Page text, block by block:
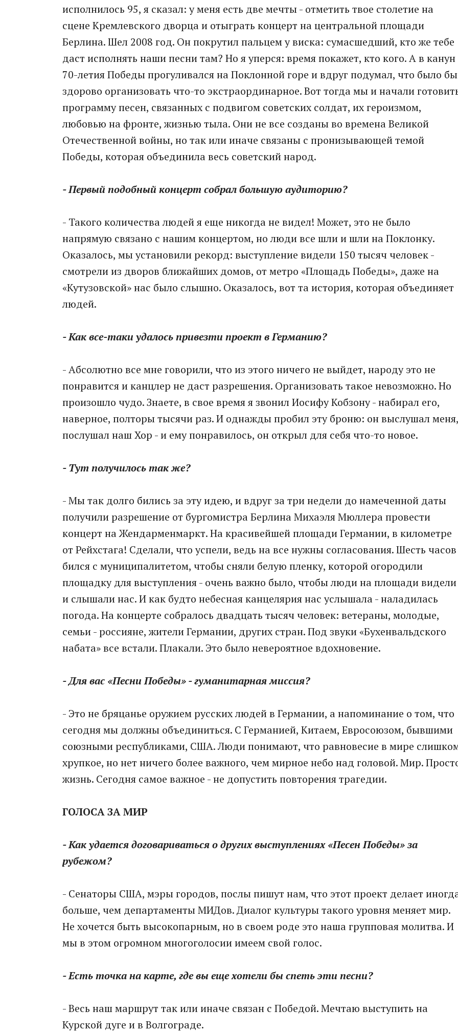
исполнилось 95, я сказал: у меня есть две мечты - отметить твое столетие на
сцене Кремлевского дворца и отыграть концерт на центральной площади
Берлина. Шел 2008 год. Он покрутил пальцем у виска: сумасшедший, кто же тебе
даст исполнять наши песни там? Но я уперся: время покажет, кто кого. А в канун
70-летия Победы прогуливался на Поклонной горе и вдруг подумал, что было бы
здорово организовать что-то экстраординарное. Вот тогда мы и начали
программу песен, связанных с подвигом советских солдат, их героизмом,
любовью на фронте, жизнью тыла. Они не все созданы во времена Великой
Отечественной войны, но так или иначе связаны с пронизывающей темой
Победы, которая объединила весь советский народ.
- Первый подобный концерт собрал большую аудиторию?
- Такого количества людей я еще никогда не видел! Может, это не было
напрямую связано с нашим концертом, но люди все шли и шли на Поклонку.
Оказалось, мы установили рекорд: выступление видели 150 тысяч человек -
смотрели из дворов ближайших домов, от метро «Площадь Победы», даже на
«Кутузовской» нас было слышно. Оказалось, вот та история, которая объединяет
людей.
- Как все-таки удалось привезти проект в Германию?
- Абсолютно все мне говорили, что из этого ничего не выйдет, народу это не
понравится и канцлер не даст разрешения. Организовать такое невозможно. Но
произошло чудо. Знаете, в свое время я звонил Иосифу Кобзону - набирал его,
наверное, полторы тысячи раз. И однажды пробил эту броню: он выслушал меня,
послушал наш Хор - и ему понравилось, он открыл для себя что-то новое.
- Тут получилось так же?
- Мы так долго бились за эту идею, и вдруг за три недели до намеченной даты
получили разрешение от бургомистра Берлина Михаэля Мюллера провести
концерт на Жендарменмаркт. На красивейшей площади Германии, в километре
от Рейхстага! Сделали, что успели, ведь на все нужны согласования. Шесть часов
бился с муниципалитетом, чтобы сняли белую пленку, которой огородили
площадку для выступления - очень важно было, чтобы люди на площади видели
и слышали нас. И как будто небесная канцелярия нас услышала - наладилась
погода. На концерте собралось двадцать тысяч человек: ветераны, молодые,
семьи - россияне, жители Германии, других стран. Под звуки «Бухенвальдского
набата» все встали. Плакали. Это было невероятное вдохновение.
- Для вас «Песни Победы» - гуманитарная миссия?
- Это не бряцанье оружием русских людей в Германии, а напоминание о том, что
сегодня мы должны объединиться. С Германией, Китаем, Евросоюзом, бывшими
союзными республиками, США. Люди понимают, что равновесие в мире
хрупкое, но нет ничего более важного, чем мирное небо над головой. Мир.
жизнь. Сегодня самое важное - не допустить повторения трагедии.
ГОЛОСА ЗА МИР
- Как удается договариваться о других выступлениях «Песен Победы» за
рубежом?
- Сенаторы США, мэры городов, послы пишут нам, что этот проект делает
больше, чем департаменты МИДов. Диалог культуры такого уровня меняет мир.
Не хочется быть высокопарным, но в своем роде это наша групповая молитва. И
мы в этом огромном многоголосии имеем свой голос.
- Есть точка на карте, где вы еще хотели бы спеть эти песни?
- Весь наш маршрут так или иначе связан с Победой. Мечтаю выступить на
Курской дуге и в Волгограде.